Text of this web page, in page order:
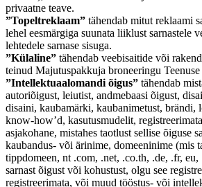
privaatne teave.
”Topeltreklaam” tähendab mitut reklaami
lehel eesmärgiga suunata liiklust sarnastele
lehtedele sarnase sisuga.
”Külaline” tähendab veebisaitide või
teinud Majutuspakkuja broneeringu
”Intellektuaalomandi õigus” tähendab
autoriõigust, leiutist, andmebaasi õigust,
disaini, kaubamärki, kaubanimetust, brändi,
know-how’d, kasutusmudelit,
asjakohane, mistahes taotlust sellise õiguse
kaubandus- või ärinime, domeeninime (mis
tippdomeen, nt .com, .net, .co.th, .de, .fr,
sarnast õigust või kohustust, olgu see
registreerimata, või muud tööstus- või